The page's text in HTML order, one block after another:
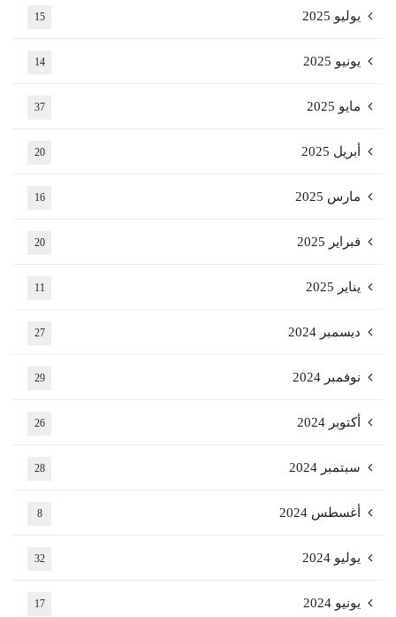
يوليو 2025 15
يونيو 2025 14
مايو 2025 37
أبريل 2025 20
مارس 2025 16
فبراير 2025 20
يناير 2025 11
ديسمبر 2024 27
نوفمبر 2024 29
أكتوبر 2024 26
سبتمبر 2024 28
أغسطس 2024 8
يوليو 2024 32
يونيو 2024 17